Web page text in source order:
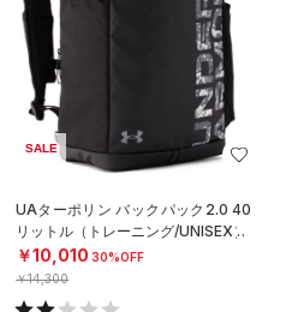
SALE
UAターポリン バックパック2.0 40
リットル（トレーニング/UNISEX）
￥10,010 30%OFF
￥14,300